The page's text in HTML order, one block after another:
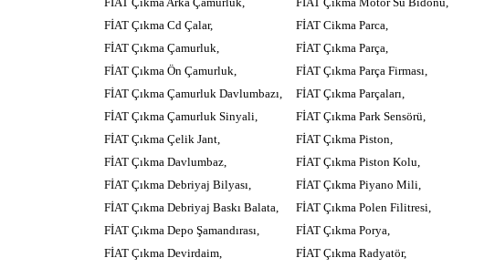
FİAT Çıkma Cd Çalar,
FİAT Çıkma Çamurluk,
FİAT Çıkma Ön Çamurluk,
FİAT Çıkma Çamurluk Davlumbazı,
FİAT Çıkma Çamurluk Sinyali,
FİAT Çıkma Çelik Jant,
FİAT Çıkma Davlumbaz,
FİAT Çıkma Debriyaj Bilyası,
FİAT Çıkma Debriyaj Baskı Balata,
FİAT Çıkma Depo Şamandırası,
FİAT Çıkma Devirdaim,
FİAT Cikma Parca,
FİAT Çıkma Parça,
FİAT Çıkma Parça Firması,
FİAT Çıkma Parçaları,
FİAT Çıkma Park Sensörü,
FİAT Çıkma Piston,
FİAT Çıkma Piston Kolu,
FİAT Çıkma Piyano Mili,
FİAT Çıkma Polen Filitresi,
FİAT Çıkma Porya,
FİAT Çıkma Radyatör,